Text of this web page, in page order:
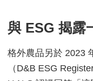
與 ESG 揭露
格外農品另於 2023
（D&B ESG